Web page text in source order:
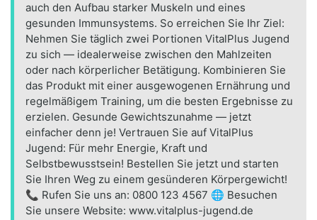
auch den Aufbau starker Muskeln und eines
gesunden Immunsystems. So erreichen Sie Ihr Ziel:
Nehmen Sie täglich zwei Portionen VitalPlus Jugend
zu sich — idealerweise zwischen den Mahlzeiten
oder nach körperlicher Betätigung. Kombinieren Sie
das Produkt mit einer ausgewogenen Ernährung und
regelmäßigem Training, um die besten Ergebnisse zu
erzielen. Gesunde Gewichtszunahme — jetzt
einfacher denn je! Vertrauen Sie auf VitalPlus
Jugend: Für mehr Energie, Kraft und
Selbstbewusstsein! Bestellen Sie jetzt und starten
Sie Ihren Weg zu einem gesünderen Körpergewicht!
📞 Rufen Sie uns an: 0800 123 4567 🌐 Besuchen
Sie unsere Website: www.vitalplus-jugend.de